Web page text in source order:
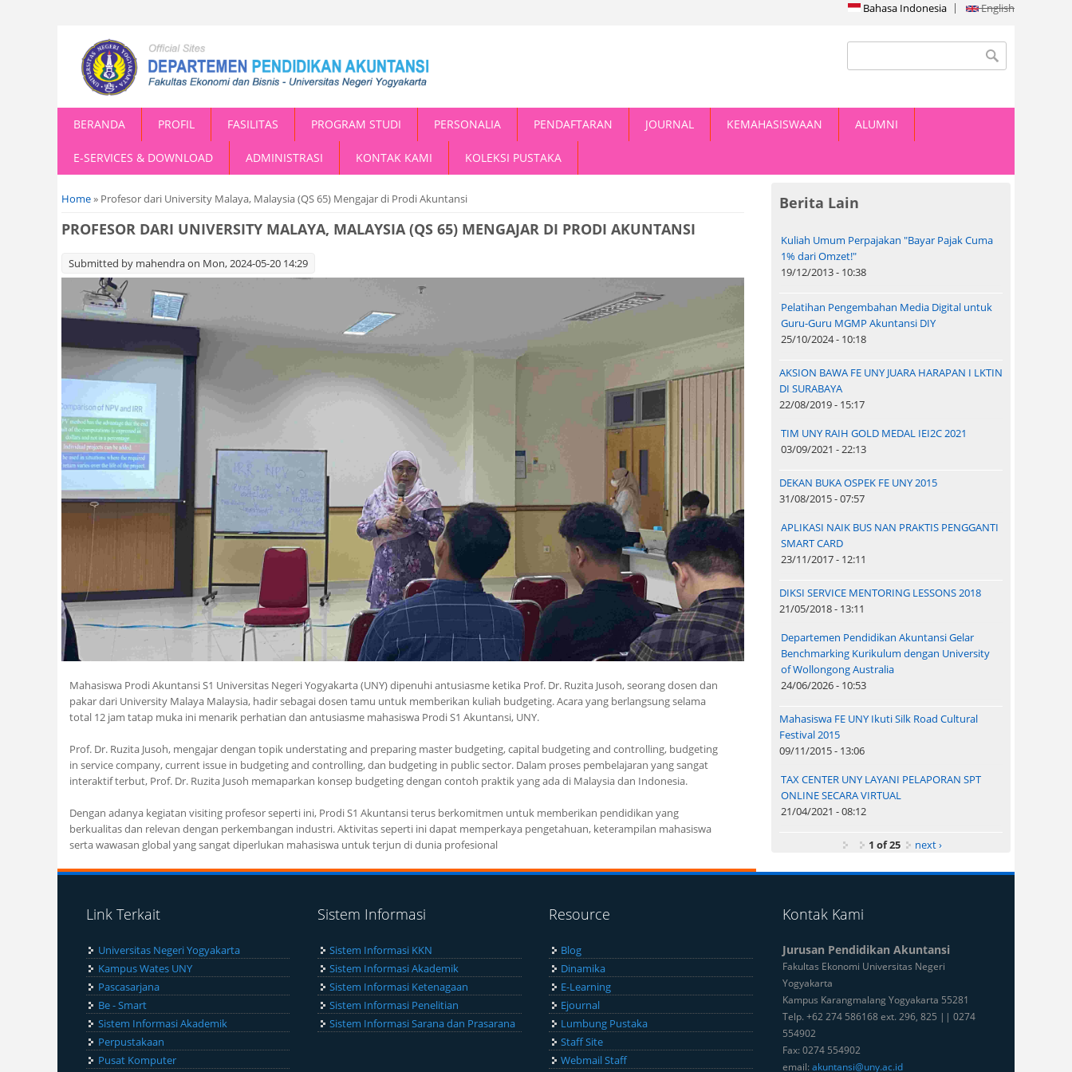
Bahasa Indonesia English
Search form
BERANDA PROFIL FASILITAS PROGRAM STUDI PERSONALIA PENDAFTARAN JOURNAL KEMAHASISWAAN ALUMNI
E-SERVICES & DOWNLOAD ADMINISTRASI KONTAK KAMI KOLEKSI PUSTAKA
You are here
Home» Profesor dari University Malaya, Malaysia (QS 65) Mengajar di Prodi Akuntansi
PROFESOR DARI UNIVERSITY MALAYA, MALAYSIA (QS 65) MENGAJAR DI PRODI AKUNTANSI
Submitted by mahendraon Mon, 2024-05-20 14:29
Mahasiswa Prodi Akuntansi S1 Universitas Negeri Yogyakarta (UNY) dipenuhi antusiasme ketika Prof. Dr. Ruzita Jusoh, seorang dosen dan
pakar dari University Malaya Malaysia, hadir sebagai dosen tamu untuk memberikan kuliah budgeting. Acara yang berlangsung selama
total 12 jam tatap muka ini menarik perhatian dan antusiasme mahasiswa Prodi S1 Akuntansi, UNY.
Prof. Dr. Ruzita Jusoh, mengajar dengan topik understating and preparing master budgeting, capital budgeting and controlling, budgeting
in service company, current issue in budgeting and controlling, dan budgeting in public sector. Dalam proses pembelajaran yang sangat
interaktif terbut, Prof. Dr. Ruzita Jusoh memaparkan konsep budgeting dengan contoh praktik yang ada di Malaysia dan Indonesia.
Dengan adanya kegiatan visiting profesor seperti ini, Prodi S1 Akuntansi terus berkomitmen untuk memberikan pendidikan yang
berkualitas dan relevan dengan perkembangan industri. Aktivitas seperti ini dapat memperkaya pengetahuan, keterampilan mahasiswa
serta wawasan global yang sangat diperlukan mahasiswa untuk terjun di dunia profesional
Berita Lain
Kuliah Umum Perpajakan "Bayar Pajak Cuma
1% dari Omzet!"
19/12/2013 - 10:38
Pelatihan Pengembahan Media Digital untuk
Guru-Guru MGMP Akuntansi DIY
25/10/2024 - 10:18
AKSION BAWA FE UNY JUARA HARAPAN I LKTIN
DI SURABAYA
22/08/2019 - 15:17
TIM UNY RAIH GOLD MEDAL IEI2C 2021
03/09/2021 - 22:13
DEKAN BUKA OSPEK FE UNY 2015
31/08/2015 - 07:57
APLIKASI NAIK BUS NAN PRAKTIS PENGGANTI
SMART CARD
23/11/2017 - 12:11
DIKSI SERVICE MENTORING LESSONS 2018
21/05/2018 - 13:11
Departemen Pendidikan Akuntansi Gelar
Benchmarking Kurikulum dengan University
of Wollongong Australia
24/06/2026 - 10:53
Mahasiswa FE UNY Ikuti Silk Road Cultural
Festival 2015
09/11/2015 - 13:06
TAX CENTER UNY LAYANI PELAPORAN SPT
ONLINE SECARA VIRTUAL
21/04/2021 - 08:12
1 of 25 next ›
Link Terkait
Universitas Negeri Yogyakarta
Kampus Wates UNY
Pascasarjana
Be - Smart
Sistem Informasi Akademik
Perpustakaan
Pusat Komputer
Sistem Informasi
Sistem Informasi KKN
Sistem Informasi Akademik
Sistem Informasi Ketenagaan
Sistem Informasi Penelitian
Sistem Informasi Sarana dan Prasarana
Resource
Blog
Dinamika
E-Learning
Ejournal
Lumbung Pustaka
Staff Site
Webmail Staff
Kontak Kami
Jurusan Pendidikan Akuntansi
Fakultas Ekonomi Universitas Negeri
Yogyakarta
Kampus Karangmalang Yogyakarta 55281
Telp. +62 274 586168 ext. 296, 825 || 0274
554902
Fax: 0274 554902
email: akuntansi@uny.ac.id